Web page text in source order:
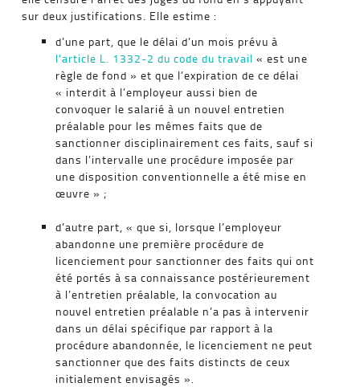
sur deux justifications. Elle estime :
d’une part, que le délai d’un mois prévu à
l’article L. 1332-2 du code du travail« est une
règle de fond » et que l’expiration de ce délai
« interdit à l’employeur aussi bien de
convoquer le salarié à un nouvel entretien
préalable pour les mêmes faits que de
sanctionner disciplinairement ces faits, sauf si
dans l’intervalle une procédure imposée par
une disposition conventionnelle a été mise en
œuvre » ;
d’autre part, « que si, lorsque l’employeur
abandonne une première procédure de
licenciement pour sanctionner des faits qui ont
été portés à sa connaissance postérieurement
à l’entretien préalable, la convocation au
nouvel entretien préalable n’a pas à intervenir
dans un délai spécifique par rapport à la
procédure abandonnée, le licenciement ne peut
sanctionner que des faits distincts de ceux
initialement envisagés ».